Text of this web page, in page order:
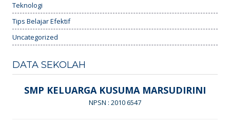
Teknologi
Tips Belajar Efektif
Uncategorized
DATA SEKOLAH
SMP KELUARGA KUSUMA MARSUDIRINI
NPSN : 2010 6547